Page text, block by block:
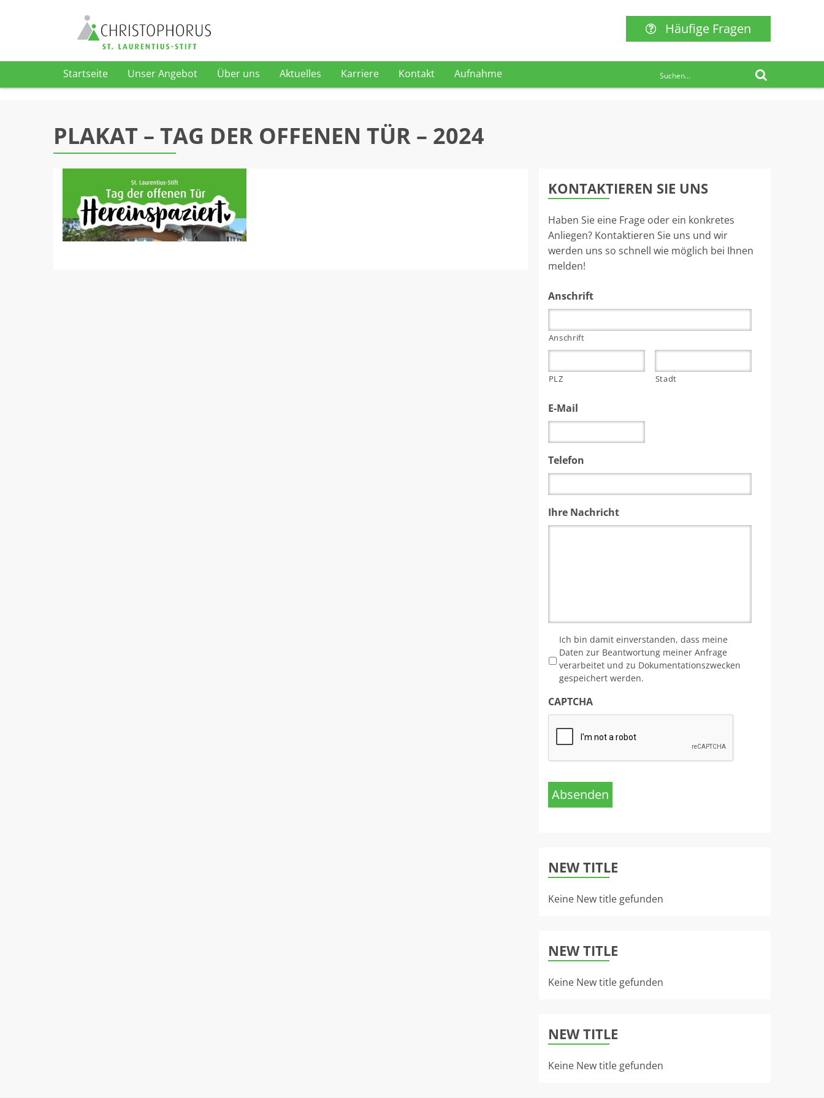
Häufige Fragen
Startseite Unser Angebot Über uns Aktuelles Karriere Kontakt Aufnahme
PLAKAT – TAG DER OFFENEN TÜR – 2024
KONTAKTIEREN SIE UNS
Haben Sie eine Frage oder ein konkretes
Anliegen? Kontaktieren Sie uns und wir
werden uns so schnell wie möglich bei Ihnen
melden!
Anschrift
Anschrift
PLZ Stadt
E-Mail
Telefon
Ihre Nachricht
Ich bin damit einverstanden, dass meine
Daten zur Beantwortung meiner Anfrage
verarbeitet und zu Dokumentationszwecken
gespeichert werden.
CAPTCHA
Absenden
NEW TITLE
Keine New title gefunden
NEW TITLE
Keine New title gefunden
NEW TITLE
Keine New title gefunden